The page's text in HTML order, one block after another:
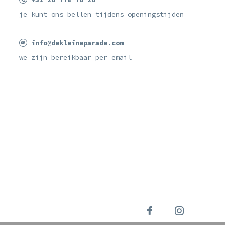
je kunt ons bellen tijdens openingstijden
info@dekleineparade.com
we zijn bereikbaar per email